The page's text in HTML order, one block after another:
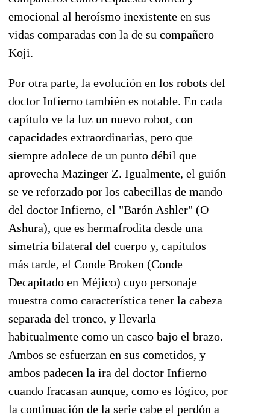
emocional al heroísmo inexistente en sus
vidas comparadas con la de su compañero
Koji.
Por otra parte, la evolución en los robots del
doctor Infierno también es notable. En cada
capítulo ve la luz un nuevo robot, con
capacidades extraordinarias, pero que
siempre adolece de un punto débil que
aprovecha Mazinger Z. Igualmente, el guión
se ve reforzado por los cabecillas de mando
del doctor Infierno, el "Barón Ashler" (O
Ashura), que es hermafrodita desde una
simetría bilateral del cuerpo y, capítulos
más tarde, el Conde Broken (Conde
Decapitado en Méjico) cuyo personaje
muestra como característica tener la cabeza
separada del tronco, y llevarla
habitualmente como un casco bajo el brazo.
Ambos se esfuerzan en sus cometidos, y
ambos padecen la ira del doctor Infierno
cuando fracasan aunque, como es lógico, por
la continuación de la serie cabe el perdón a